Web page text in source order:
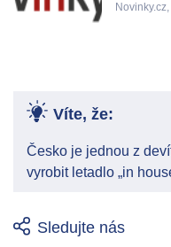
Víte, že:
Česko je jednou z
vyrobit letadlo „in
Sledujte nás